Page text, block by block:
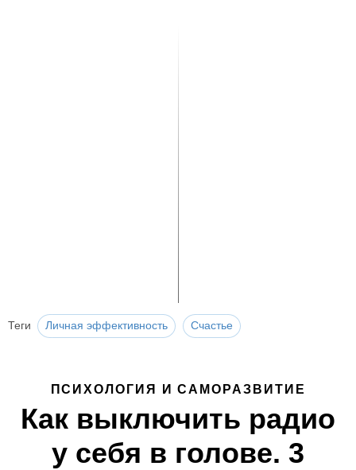
Теги Личная эффективность Счастье
ПСИХОЛОГИЯ И САМОРАЗВИТИЕ
Как выключить радио
у себя в голове. 3